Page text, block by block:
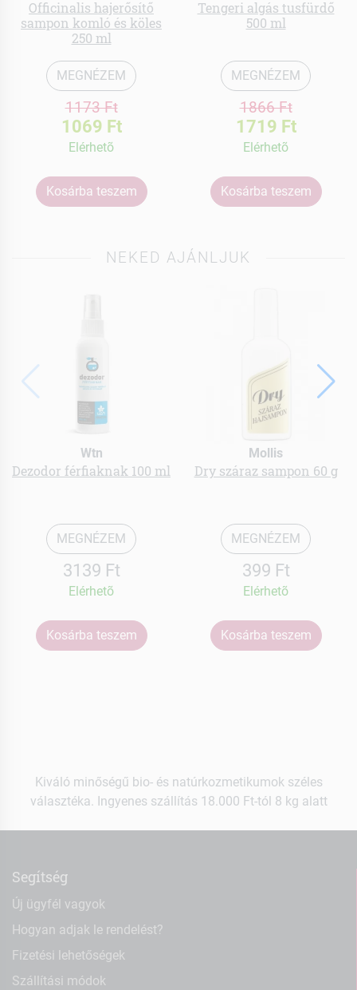
Officinalis hajerősítő
sampon komló és köles
250 ml
MEGNÉZEM
1173 Ft
1069 Ft
Elérhetõ
Kosárba teszem
Tengeri algás tusfürdő
500 ml
MEGNÉZEM
1866 Ft
1719 Ft
Elérhetõ
Kosárba teszem
NEKED AJÁNLJUK
Wtn
Dezodor férfiaknak 100 ml
MEGNÉZEM
3139 Ft
Elérhetõ
Kosárba teszem
Mollis
Dry száraz sampon 60 g
MEGNÉZEM
399 Ft
Elérhetõ
Kosárba teszem
Kiváló minőségű bio- és natúrkozmetikumok széles
választéka. Ingyenes szállítás 18.000 Ft-tól 8 kg alatt
Segítség
Új ügyfél vagyok
Hogyan adjak le rendelést?
Fizetési lehetőségek
Szállítási módok